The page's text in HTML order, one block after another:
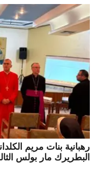
رهبانية بنات مريم
البطريرك مار بولس